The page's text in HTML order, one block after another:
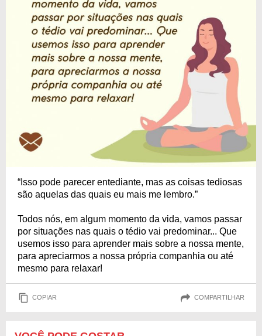
“Isso pode parecer entediante, mas as coisas tediosas
são aquelas das quais eu mais me lembro.”
Todos nós, em algum momento da vida, vamos passar
por situações nas quais o tédio vai predominar... Que
usemos isso para aprender mais sobre a nossa mente,
para apreciarmos a nossa própria companhia ou até
mesmo para relaxar!
COPIAR COMPARTILHAR